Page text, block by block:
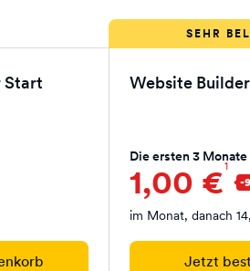
Start Website
Die ersten 3 Monate
1,00 €1
im Monat, danach
Jetzt